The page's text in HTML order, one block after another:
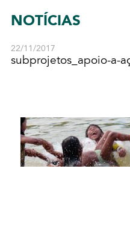
NOTÍCIAS
22/11/2017
subprojetos_apoio-a-